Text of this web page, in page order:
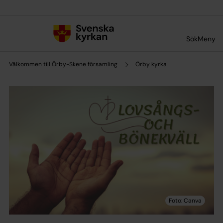
SökMeny
Välkommen till Örby-Skene församling Örby kyrka